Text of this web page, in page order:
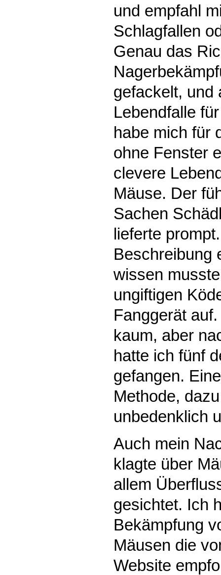
und empfahl
Schlagfallen
Genau das
gefackelt, und
Lebendfalle
habe mich für
ohne Fenster
clevere
Mäuse. Der
Sachen
lieferte
Beschreibung
wissen
ungiftigen
Fanggerät
kaum, aber
hatte ich fünf
gefangen.
Methode,
unbedenklich
Auch mein
klagte über
allem
gesichtet. Ich
Bekämpfung
Mäusen die
Website